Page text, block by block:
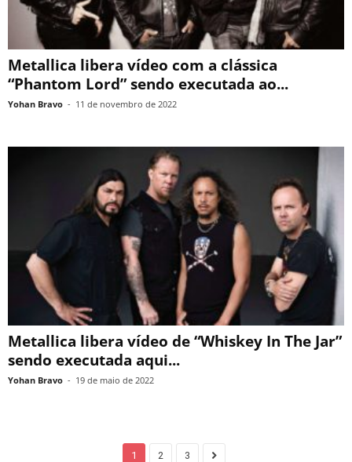
Metallica libera vídeo com a clássica
“Phantom Lord” sendo executada ao...
Yohan Bravo - 11 de novembro de 2022
Metallica libera vídeo de “Whiskey In The Jar”
sendo executada aqui...
Yohan Bravo - 19 de maio de 2022
1 2 3